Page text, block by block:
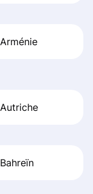
Arménie
Autriche
Bahreïn